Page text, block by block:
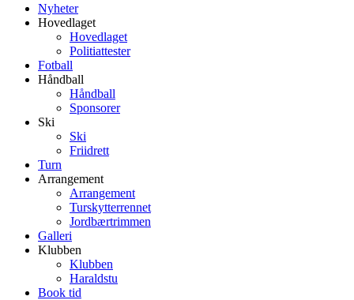
Nyheter
Hovedlaget
Hovedlaget
Politiattester
Fotball
Håndball
Håndball
Sponsorer
Ski
Ski
Friidrett
Turn
Arrangement
Arrangement
Turskytterrennet
Jordbærtrimmen
Galleri
Klubben
Klubben
Haraldstu
Book tid